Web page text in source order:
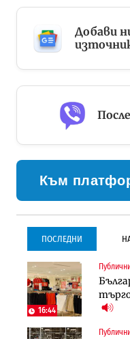
Добави
Към
ПОСЛЕДНИ
16:44